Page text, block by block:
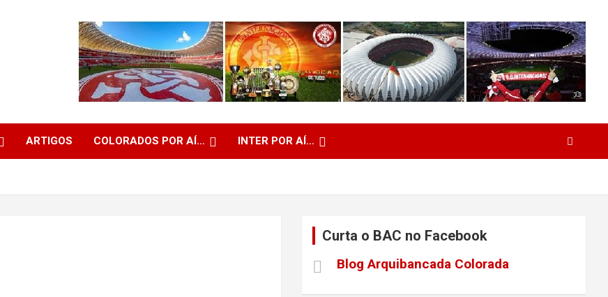
ARTIGOS COLORADOS POR AÍ… INTER POR AÍ…
Curta o BAC no Facebook
Blog Arquibancada Colorada